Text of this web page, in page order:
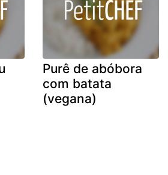
Purê de abóbora
com batata
(vegana)